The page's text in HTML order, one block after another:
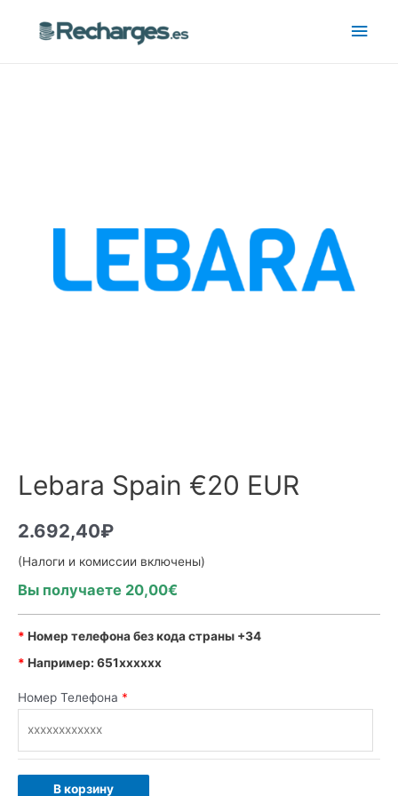
Lebara Spain €20 EUR
2.692,40₽
(Налоги и комиссии включены)
Вы получаете 20,00€
* Номер телефона без кода страны +34
* Например: 651xxxxxx
Номер Телефона *
В корзину